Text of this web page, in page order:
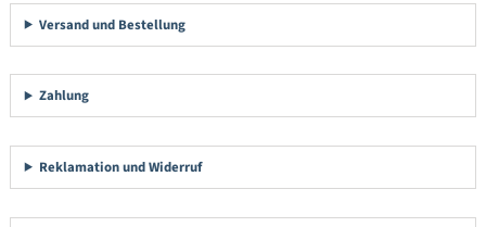
Versand und Bestellung
Zahlung
Reklamation und Widerruf